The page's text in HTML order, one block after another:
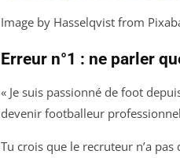
Image by Hasselqvist from
Erreur n°1 : ne parler
« Je suis passionné de foot
devenir footballeur
Tu crois que le recruteur n’a